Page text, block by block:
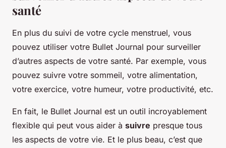
santé
En plus du suivi de votre cycle menstruel, vous
pouvez utiliser votre Bullet Journal pour surveiller
d’autres aspects de votre santé. Par exemple, vous
pouvez suivre votre sommeil, votre alimentation,
votre exercice, votre humeur, votre productivité, etc.
En fait, le Bullet Journal est un outil incroyablement
flexible qui peut vous aider à suivre presque tous
les aspects de votre vie. Et le plus beau, c’est que